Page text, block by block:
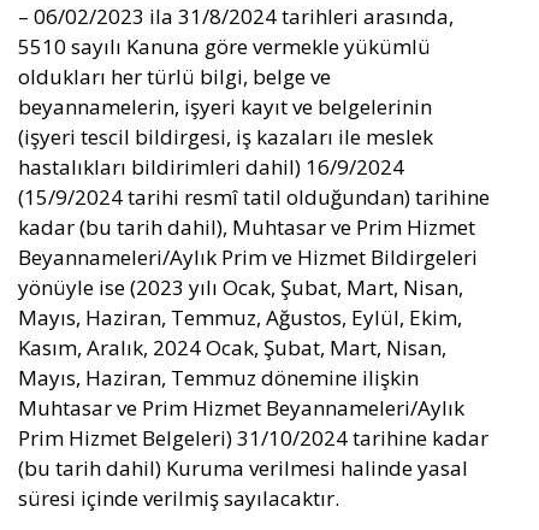
– 06/02/2023 ila 31/8/2024 tarihleri arasında,
5510 sayılı Kanuna göre vermekle yükümlü
oldukları her türlü bilgi, belge ve
beyannamelerin, işyeri kayıt ve belgelerinin
(işyeri tescil bildirgesi, iş kazaları ile meslek
hastalıkları bildirimleri dahil) 16/9/2024
(15/9/2024 tarihi resmî tatil olduğundan) tarihine
kadar (bu tarih dahil), Muhtasar ve Prim Hizmet
Beyannameleri/Aylık Prim ve Hizmet Bildirgeleri
yönüyle ise (2023 yılı Ocak, Şubat, Mart, Nisan,
Mayıs, Haziran, Temmuz, Ağustos, Eylül, Ekim,
Kasım, Aralık, 2024 Ocak, Şubat, Mart, Nisan,
Mayıs, Haziran, Temmuz dönemine ilişkin
Muhtasar ve Prim Hizmet Beyannameleri/Aylık
Prim Hizmet Belgeleri) 31/10/2024 tarihine kadar
(bu tarih dahil) Kuruma verilmesi halinde yasal
süresi içinde verilmiş sayılacaktır.